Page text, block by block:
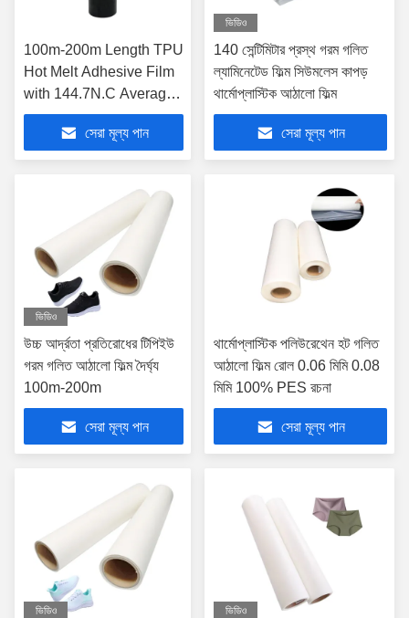
100m-200m Length TPU
Hot Melt Adhesive Film
with 144.7N.C Average
Peeling Force and 125-
135℃ Press Temp for
Industrial Bonding
সেরা মূল্য পান
ভিডিও
140 সেন্টিমিটার প্রস্থ গরম গলিত
ল্যামিনেটেড ফিল্ম সিউমলেস কাপড়
থার্মোপ্লাস্টিক আঠালো ফিল্ম
সেরা মূল্য পান
ভিডিও
উচ্চ আর্দ্রতা প্রতিরোধের টিপিইউ
গরম গলিত আঠালো ফিল্ম দৈর্ঘ্য
100m-200m
সেরা মূল্য পান
থার্মোপ্লাস্টিক পলিউরেথেন হট গলিত
আঠালো ফিল্ম রোল 0.06 মিমি 0.08
মিমি 100% PES রচনা
সেরা মূল্য পান
ভিডিও ভিডিও